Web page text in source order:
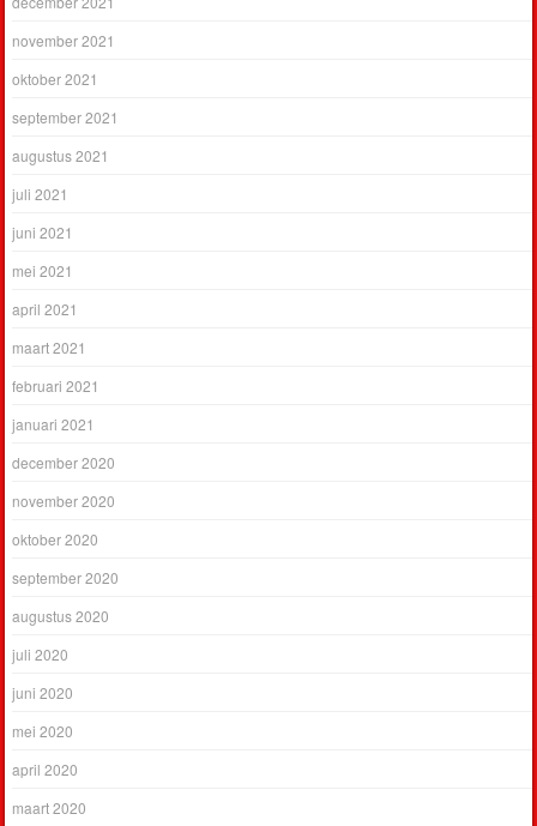
november 2021
oktober 2021
september 2021
augustus 2021
juli 2021
juni 2021
mei 2021
april 2021
maart 2021
februari 2021
januari 2021
december 2020
november 2020
oktober 2020
september 2020
augustus 2020
juli 2020
juni 2020
mei 2020
april 2020
maart 2020